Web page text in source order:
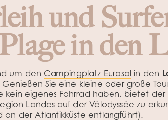
und
Plage in den
um den Campingplatz Eurosol in den
Sie eine kleine oder große
kein eigenes Fahrrad haben, bietet
Landes auf der Vélodyssée zu
an der Atlantikküste entlangführt).